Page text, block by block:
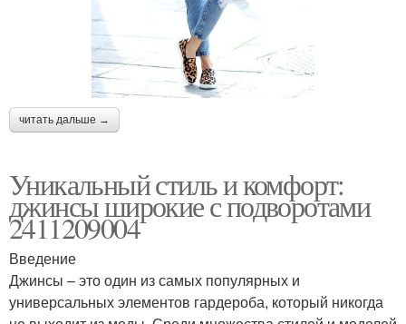
читать дальше →
Уникальный стиль и комфорт:
джинсы широкие с подворотами
2411209004
Введение
Джинсы – это один из самых популярных и
универсальных элементов гардероба, который никогда